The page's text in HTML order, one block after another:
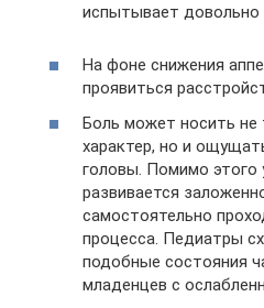
испытывает довольно
На фоне снижения
проявиться
Боль может носить не
характер, но и
головы. Помимо этого
развивается
самостоятельно
процесса. Педиатры
подобные состояния
младенцев с